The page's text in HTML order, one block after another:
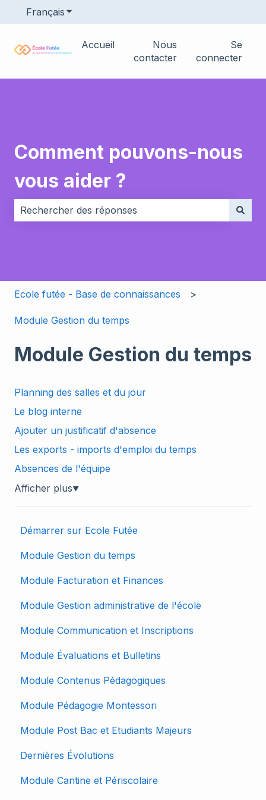
Français Afficher le sous-menu pour les traductions
Accueil
Nous
contacter
Se
connecter
Comment pouvons-nous
vous aider ?
Ecole futée - Base de connaissances
Module Gestion du temps
Module Gestion du temps
Planning des salles et du jour
Le blog interne
Ajouter un justificatif d'absence
Les exports - imports d'emploi du temps
Absences de l'équipe
Afficher plus▼
Démarrer sur Ecole Futée
Module Gestion du temps
Module Facturation et Finances
Module Gestion administrative de l'école
Module Communication et Inscriptions
Module Évaluations et Bulletins
Module Contenus Pédagogiques
Module Pédagogie Montessori
Module Post Bac et Etudiants Majeurs
Dernières Évolutions
Module Cantine et Périscolaire